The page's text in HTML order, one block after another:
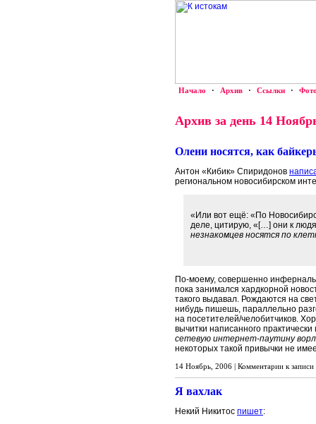
Начало · Архив · Ссылки ·
Архив за день 14
Олени носятся, как
Антон «Кибик» Спиридонов
региональном новосибирском
«Или вот ещё: «По
деле, цитирую, «[…] они к
незнакомцев носятся по
По-моему, совершенно
пока занимался хардкорной
такого выдавал. Рождаются на
нибудь пишешь, параллельно
на посетителей/челобитчиков.
вычитки написанного
сетевую интернет-паутину
некоторых такой привычки не
14 Ноябрь, 2006 | Комментарии к
Я вахлак
Некий Никитос пишет: